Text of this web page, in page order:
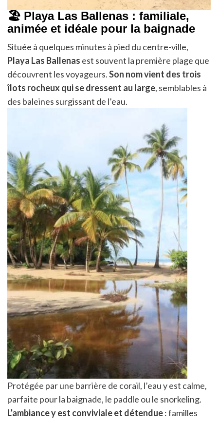
🏖 Playa Las Ballenas : familiale,
animée et idéale pour la baignade
Située à quelques minutes à pied du centre-ville,
Playa Las Ballenas est souvent la première plage que
découvrent les voyageurs.Son nom vient des trois
îlots rocheux qui se dressent au large, semblables à
des baleines surgissant de l’eau.
Protégée par une barrière de corail, l’eau y est calme,
parfaite pour la baignade, le paddle ou le snorkeling.
L’ambiance y est conviviale et détendue: familles